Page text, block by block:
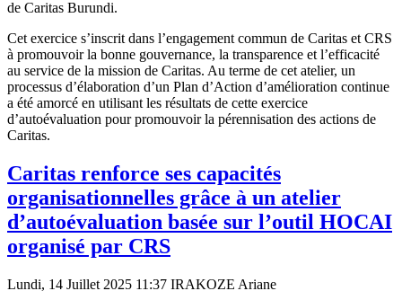
de Caritas Burundi.
Cet exercice s’inscrit dans l’engagement commun de Caritas et CRS
à promouvoir la bonne gouvernance, la transparence et l’efficacité
au service de la mission de Caritas. Au terme de cet atelier, un
processus d’élaboration d’un Plan d’Action d’amélioration continue
a été amorcé en utilisant les résultats de cette exercice
d’autoévaluation pour promouvoir la pérennisation des actions de
Caritas.
Caritas renforce ses capacités
organisationnelles grâce à un atelier
d’autoévaluation basée sur l’outil HOCAI
organisé par CRS
Lundi, 14 Juillet 2025 11:37 IRAKOZE Ariane